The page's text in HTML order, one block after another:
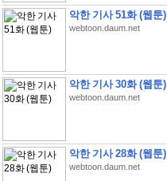
악한 기사 51화 (웹툰)
webtoon.daum.net
악한 기사 30화 (웹툰)
webtoon.daum.net
악한 기사 28화 (웹툰)
webtoon.daum.net